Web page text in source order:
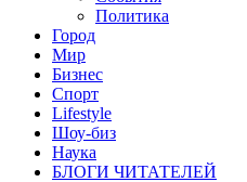
Политика
Город
Мир
Бизнес
Спорт
Lifestyle
Шоу-биз
Наука
БЛОГИ ЧИТАТЕЛЕЙ